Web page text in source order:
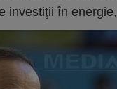
investiţii în